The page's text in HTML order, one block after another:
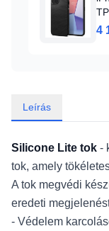
4
Leírás
Silicone Lite tok -
tok, amely
A tok megvédi
eredeti
- Védelem